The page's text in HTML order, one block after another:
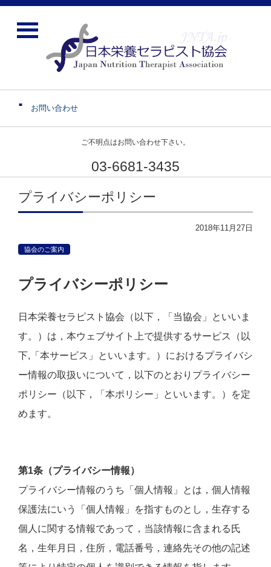
お問い合わせ
ご不明点はお問い合わせ下さい。
03-6681-3435
プライバシーポリシー
2018年11月27日
協会のご案内
プライバシーポリシー
日本栄養セラピスト協会（以下，「当協会」といいま
す。）は，本ウェブサイト上で提供するサービス（以
下,「本サービス」といいます。）におけるプライバシ
ー情報の取扱いについて，以下のとおりプライバシー
ポリシー（以下，「本ポリシー」といいます。）を定
めます。
第1条（プライバシー情報）
プライバシー情報のうち「個人情報」とは，個人情報
保護法にいう「個人情報」を指すものとし，生存する
個人に関する情報であって，当該情報に含まれる氏
名，生年月日，住所，電話番号，連絡先その他の記述